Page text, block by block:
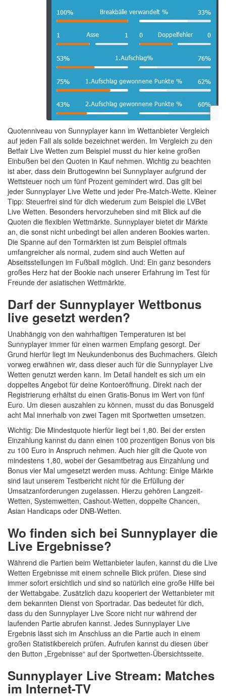
Quotenniveau von Sunnyplayer kann im Wettanbieter Vergleich
auf jeden Fall als solide bezeichnet werden. Im Vergleich zu den
Betfair Live Wetten zum Beispiel musst du hier keine großen
Einbußen bei den Quoten in Kauf nehmen. Wichtig zu beachten
ist aber, dass dein Bruttogewinn bei Sunnyplayer aufgrund der
Wettsteuer noch um fünf Prozent gemindert wird. Das gilt bei
jeder Sunnyplayer Live Wette und jeder Pre-Match-Wette. Kleiner
Tipp: Steuerfrei sind für dich wiederum zum Beispiel die LVBet
Live Wetten. Besonders hervorzuheben sind mit Blick auf die
Quoten die flexiblen Wettmärkte. Sunnyplayer bietet dir Märkte
an, die sonst nicht unbedingt bei allen anderen Bookies warten.
Die Spanne auf den Tormärkten ist zum Beispiel oftmals
umfangreicher als normal, zudem sind auch Wetten auf
Abseitsstellungen im Fußball möglich. Und: Ein ganz besonders
großes Herz hat der Bookie nach unserer Erfahrung im Test für
Freunde der asiatischen Wettmärkte.
Darf der Sunnyplayer Wettbonus
live gesetzt werden?
Unabhängig von den wahrhaftigen Temperaturen ist bei
Sunnyplayer immer für einen warmen Empfang gesorgt. Der
Grund hierfür liegt im Neukundenbonus des Buchmachers. Gleich
vorweg erwähnen wir, dass dieser auch für die Sunnyplayer Live
Wetten genutzt werden kann. Im Detail handelt es sich um ein
doppeltes Angebot für deine Kontoeröffnung. Direkt nach der
Registrierung erhältst du einen Gratis-Bonus im Wert von fünf
Euro. Um diesen auszahlen zu können, musst du das Bonusgeld
acht Mal innerhalb von zwei Tagen mit Sportwetten umsetzen.
Wichtig: Die Mindestquote hierfür liegt bei 1,80. Bei der ersten
Einzahlung kannst du dann einen 100 prozentigen Bonus von bis
zu 100 Euro in Anspruch nehmen. Auch hier gilt die Quote von
mindestens 1,80, wobei der Gesamtbetrag aus Einzahlung und
Bonus vier Mal umgesetzt werden muss. Achtung: Einige Märkte
sind laut unserem Testbericht nicht für die Erfüllung der
Umsatzanforderungen zugelassen. Hierzu gehören Langzeit-
Wetten, Systemwetten, Cashout-Wetten, doppelte Chancen,
Asian Handicaps oder DNB-Wetten.
Wo finden sich bei Sunnyplayer die
Live Ergebnisse?
Während die Partien beim Wettanbieter laufen, kannst du die Live
Wetten Ergebnisse mit einem schnelle Blick prüfen. Diese sind
immer sofort ersichtlich und sind so natürlich eine große Hilfe bei
der Wettabgabe. Zusätzlich dazu kooperiert der Wettanbieter mit
dem bekannten Dienst von Sportradar. Das bedeutet für dich,
dass du den Sunnyplayer Live Score nicht nur während der
laufenden Partie abrufen kannst. Jedes Sunnyplayer Live
Ergebnis lässt sich im Anschluss an die Partie auch in einem
großen Statistikbereich prüfen. Aufrufen kannst du diesen über
den Button „Ergebnisse“ auf der Sportwetten-Übersichtsseite.
Sunnyplayer Live Stream: Matches
im Internet-TV